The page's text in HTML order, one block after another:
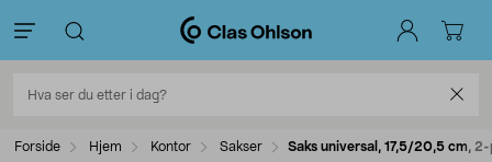
Forside Hjem Kontor Sakser Saks universal, 17,5/20,5 cm,